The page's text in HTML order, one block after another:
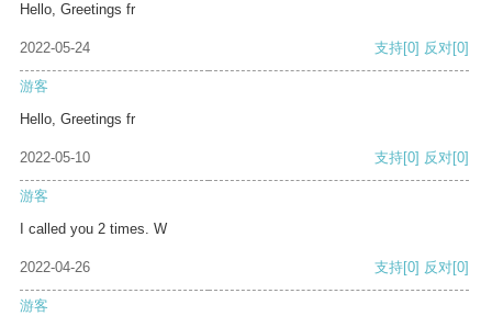
Hello, Greetings fr
2022-05-24 支持[0] 反对[0]
游客
Hello, Greetings fr
2022-05-10 支持[0] 反对[0]
游客
I called you 2 times. W
2022-04-26 支持[0] 反对[0]
游客